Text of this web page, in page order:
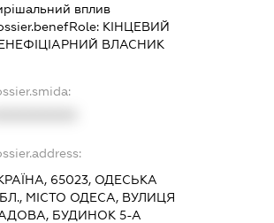
вплив
КІНЦЕВИЙ
ВЛАСНИК
65023, ОДЕСЬКА
МІСТО ОДЕСА, ВУЛИЦЯ
БУДИНОК 5-А